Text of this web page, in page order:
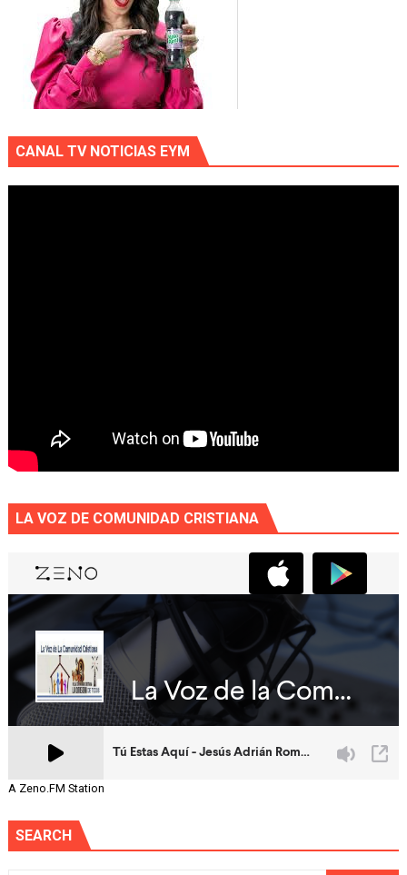
CANAL TV NOTICIAS EYM
LA VOZ DE COMUNIDAD CRISTIANA
A Zeno.FM Station
SEARCH